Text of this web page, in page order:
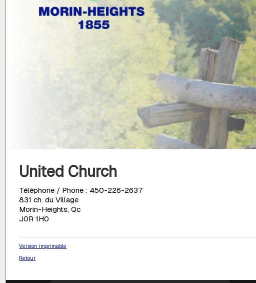
United Church
Téléphone / Phone : 450-226-2637
831 ch. du Village
Morin-Heights, Qc
J0R 1H0
Version imprimable
Retour